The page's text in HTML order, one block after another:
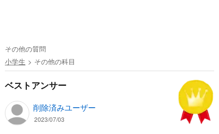
その他の質問
小学生
その他の科目
ベストアンサー
削除済みユーザー
2023/07/03